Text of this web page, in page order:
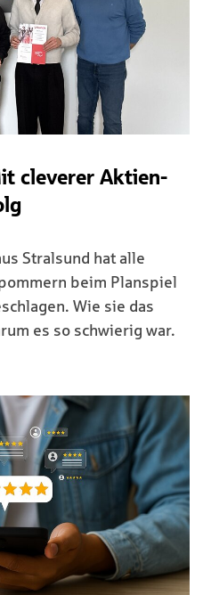
cleverer Aktien-
Stralsund hat alle
beim Planspiel
Wie sie das
es so schwierig war.